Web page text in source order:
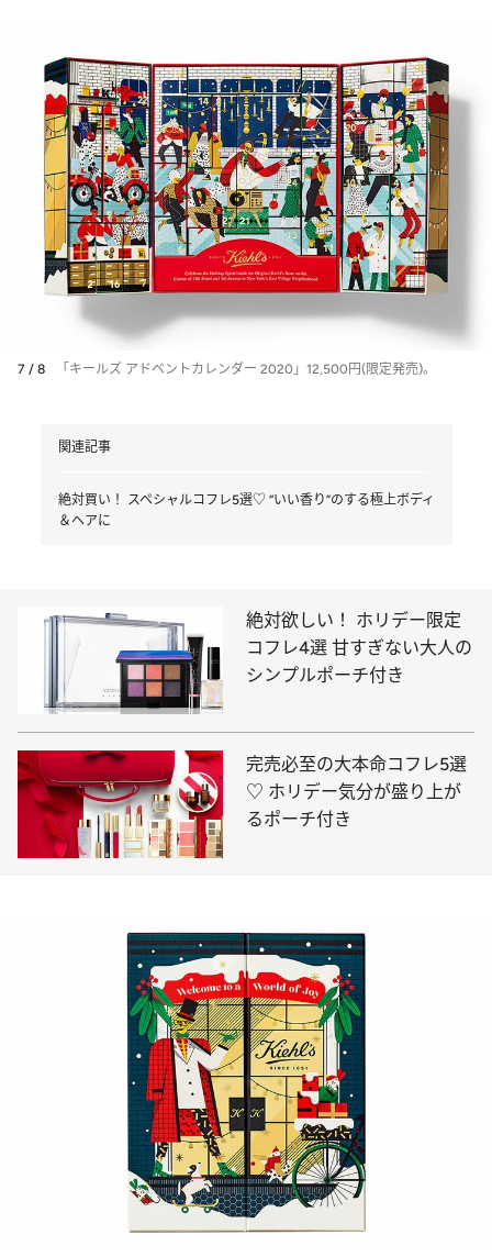
7 / 8 「キールズ アドベントカレンダー 2020」12,500円(限定発売)。
関連記事
絶対買い！ スペシャルコフレ5選♡ “いい香り”のする極上ボディ
＆ヘアに
絶対欲しい！ ホリデー限定
コフレ4選 甘すぎない大人の
シンプルポーチ付き
完売必至の大本命コフレ5選
♡ ホリデー気分が盛り上が
るポーチ付き